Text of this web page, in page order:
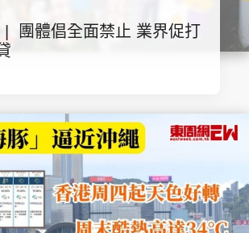
團體倡全面禁止 業界促打